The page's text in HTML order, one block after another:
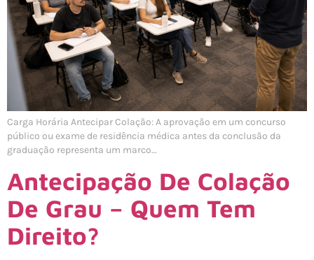
Carga Horária Antecipar Colação: A aprovação em um concurso
público ou exame de residência médica antes da conclusão da
graduação representa um marco…
Antecipação De Colação
De Grau – Quem Tem
Direito?